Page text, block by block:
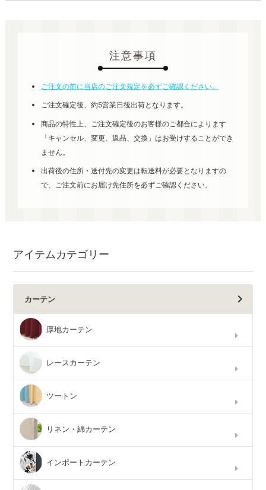
注意事項
ご注文の前に当店のご注文規定を必ずご確認ください。
ご注文確定後、約5営業日後出荷となります。
商品の特性上、ご注文確定後のお客様のご都合によります
「キャンセル、変更、返品、交換」はお受けすることができ
ません。
出荷後の住所・送付先の変更は転送料が必要となりますの
で、ご注文前にお届け先住所を必ずご確認ください。
アイテムカテゴリー
カーテン
厚地カーテン
レースカーテン
ツートン
リネン・綿カーテン
インポートカーテン